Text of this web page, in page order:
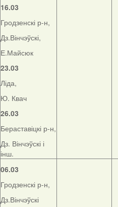
16.03
Гродзенскі р-н,
Дз.Вінчэўскі,
Е.Майсюк
23.03
Ліда,
Ю. Квач
26.03
Бераставіцкі р-н,
Дз. Вінчэўскі і
інш.
06.03
Гродзенскі р-н,
Дз.Вінчэўскі